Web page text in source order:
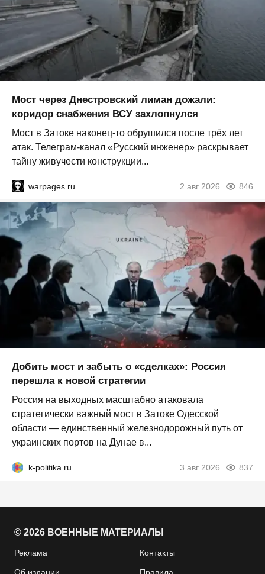
Мост через Днестровский лиман дожали:
коридор снабжения ВСУ захлопнулся
Мост в Затоке наконец-то обрушился после трёх лет
атак. Телеграм-канал «Русский инженер» раскрывает
тайну живучести конструкции...
warpages.ru 2 авг 2026 846
Добить мост и забыть о «сделках»: Россия
перешла к новой стратегии
Россия на выходных масштабно атаковала
стратегически важный мост в Затоке Одесской
области — единственный железнодорожный путь от
украинских портов на Дунае в...
k-politika.ru 3 авг 2026 837
© 2026 ВОЕННЫЕ МАТЕРИАЛЫ
Реклама Контакты